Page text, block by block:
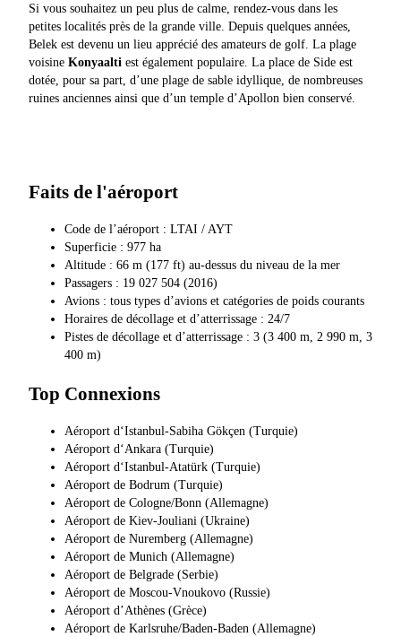
Si vous souhaitez un peu plus de calme, rendez-vous dans les
petites localités près de la grande ville. Depuis quelques années,
Belek est devenu un lieu apprécié des amateurs de golf. La plage
voisine Konyaalti est également populaire. La place de Side est
dotée, pour sa part, d’une plage de sable idyllique, de nombreuses
ruines anciennes ainsi que d’un temple d’Apollon bien conservé.
Faits de l'aéroport
Code de l’aéroport : LTAI / AYT
Superficie : 977 ha
Altitude : 66 m (177 ft) au-dessus du niveau de la mer
Passagers : 19 027 504 (2016)
Avions : tous types d’avions et catégories de poids courants
Horaires de décollage et d’atterrissage : 24/7
Pistes de décollage et d’atterrissage : 3 (3 400 m, 2 990 m, 3
400 m)
Top Connexions
Aéroport d‘Istanbul-Sabiha Gökçen (Turquie)
Aéroport d‘Ankara (Turquie)
Aéroport d‘Istanbul-Atatürk (Turquie)
Aéroport de Bodrum (Turquie)
Aéroport de Cologne/Bonn (Allemagne)
Aéroport de Kiev-Jouliani (Ukraine)
Aéroport de Nuremberg (Allemagne)
Aéroport de Munich (Allemagne)
Aéroport de Belgrade (Serbie)
Aéroport de Moscou-Vnoukovo (Russie)
Aéroport d’Athènes (Grèce)
Aéroport de Karlsruhe/Baden-Baden (Allemagne)